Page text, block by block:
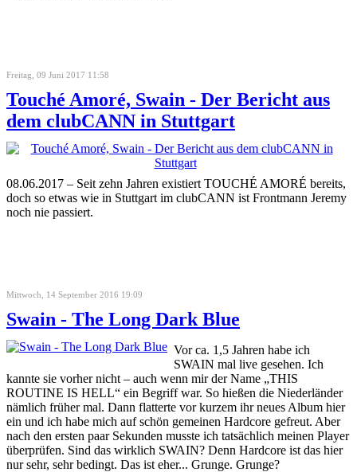
Freitag, 09 Juni 2017 11:58
Touché Amoré, Swain - Der Bericht aus
dem clubCANN in Stuttgart
08.06.2017 – Seit zehn Jahren existiert TOUCHÉ AMORÉ bereits,
doch so etwas wie in Stuttgart im clubCANN ist Frontmann Jeremy
noch nie passiert.
Mittwoch, 14 September 2016 19:09
Swain - The Long Dark Blue
Vor ca. 1,5 Jahren habe ich
SWAIN mal live gesehen. Ich
kannte sie vorher nicht – auch wenn mir der Name „THIS
ROUTINE IS HELL“ ein Begriff war. So hießen die Niederländer
nämlich früher mal. Dann flatterte vor kurzem ihr neues Album hier
ein und ich habe mich auf schön gemeinen Hardcore gefreut. Aber
nach den ersten paar Sekunden musste ich tatsächlich meinen Player
überprüfen. Sind das wirklich SWAIN? Denn Hardcore ist das hier
nur sehr, sehr bedingt. Das ist eher... Grunge. Grunge?